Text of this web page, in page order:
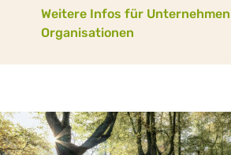
Weitere Infos für
Organisationen